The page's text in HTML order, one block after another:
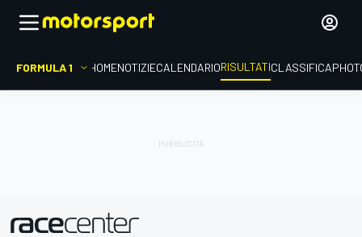
FORMULA 1 HOMENOTIZIECALENDARIORISULTATICLASSIFICA